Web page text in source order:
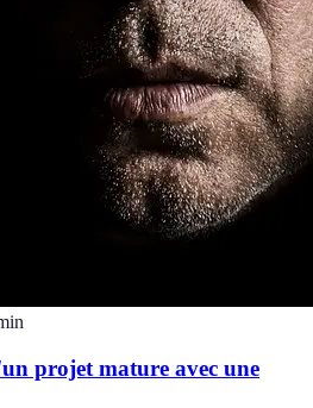
projet mature avec une